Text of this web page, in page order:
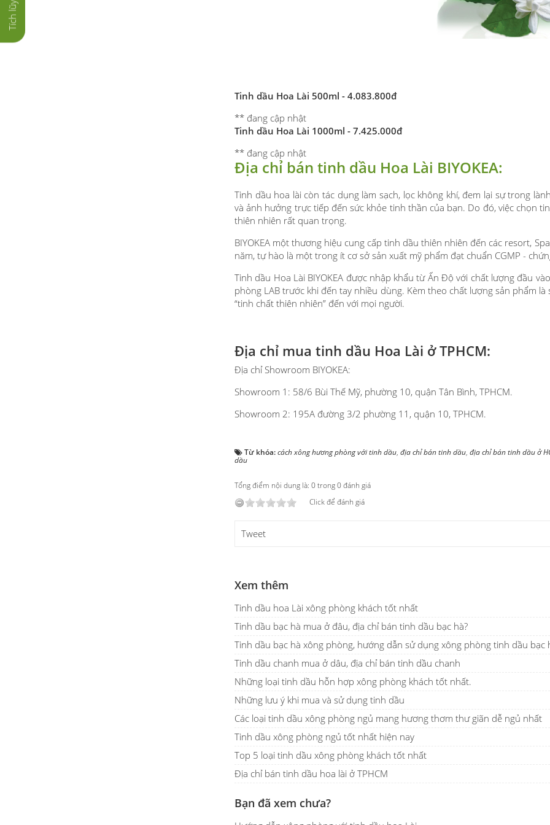
Tinh dầu Hoa Lài 500ml - 4.083.800đ
** đang cập nhật
Tinh dầu Hoa Lài 1000ml - 7.425.000đ
** đang cập nhật
Địa chỉ bán tinh dầu Hoa Lài BIYOKEA:
Tinh dầu hoa lài còn tác dụng làm sạch, lọc không khí, đem lại sự trong
và ảnh hưởng trực tiếp đến sức khỏe tinh thần của bạn. Do đó, việc chọn
thiên nhiên rất quan trọng.
BIYOKEA một thương hiệu cung cấp tinh dầu thiên nhiên đến các resort,
năm, tự hào là một trong ít cơ sở sản xuất mỹ phẩm đạt chuẩn CGMP -
Tinh dầu Hoa Lài BIYOKEA được nhập khẩu từ Ấn Độ với chất lượng đầu
phòng LAB trước khi đến tay nhiều dùng. Kèm theo chất lượng sản phẩm
“tinh chất thiên nhiên” đến với mọi người.
Địa chỉ mua tinh dầu Hoa Lài ở TPHCM:
Địa chỉ Showroom BIYOKEA:
Showroom 1: 58/6 Bùi Thế Mỹ, phường 10, quận Tân Bình, TPHCM.
Showroom 2: 195A đường 3/2 phường 11, quận 10, TPHCM.
Từ khóa:cách xông hương phòng với tinh dầu, địa chỉ bán tinh dầu, địa chỉ bán tinh dầu ở
dầu
Tổng điểm nội dung là: 0 trong 0 đánh giá
Click để đánh giá
Tweet
Xem thêm
Tinh dầu hoa Lài xông phòng khách tốt nhất
Tinh dầu bạc hà mua ở đâu, địa chỉ bán tinh dầu bạc hà?
Tinh dầu bạc hà xông phòng, hướng dẫn sử dụng xông phòng tinh dầu bạc
Tinh dầu chanh mua ở dâu, địa chỉ bán tinh dầu chanh
Những loại tinh dầu hỗn hợp xông phòng khách tốt nhất.
Những lưu ý khi mua và sử dụng tinh dầu
Các loại tinh dầu xông phòng ngủ mang hương thơm thư giãn dễ ngủ nhất
Tinh dầu xông phòng ngủ tốt nhất hiện nay
Top 5 loại tinh dầu xông phòng khách tốt nhất
Địa chỉ bán tinh dầu hoa lài ở TPHCM
Bạn đã xem chưa?